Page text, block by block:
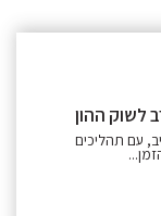
לשוק ההון
עם תהליכים